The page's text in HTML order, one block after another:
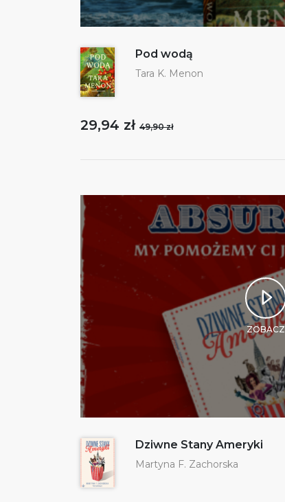
Pod wodą
Tara K. Menon
29,94 zł 49,90 zł
ZOBACZ
Dziwne Stany Ameryki
Martyna F. Zachorska